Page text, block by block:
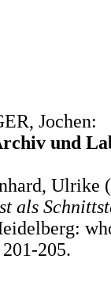
Jochen:
und
Ulrike
als
205.